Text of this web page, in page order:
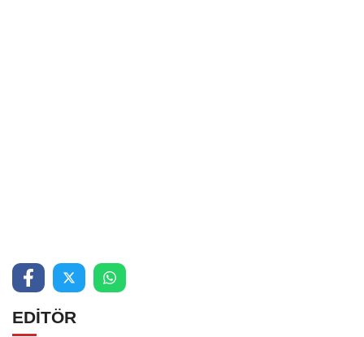
EDİTÖR